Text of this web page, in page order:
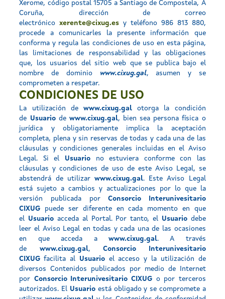
Xerome, código postal 15705 a Santiago de Compostela, A
Coruña, dirección de correo
electrónicoxerente@cixug.es y teléfono 986 813 880,
procede a comunicarles la presente información que
conforma y regula las condiciones de uso en esta página,
las limitaciones de responsabilidad y las obligaciones
que, los usuarios del sitio web que se publica bajo el
nombre de dominio
www.cixug.gal, asumen y se
comprometen a respetar.
CONDICIONES DE USO
La utilización de www.cixug.gal otorga la condición
de Usuariode www.cixug.gal, bien sea persona física o
jurídica y obligatoriamente implica la aceptación
completa, plena y sin reservas de todas y cada una de las
cláusulas y condiciones generales incluidas en el Aviso
Legal. Si el Usuario no estuviera conforme con las
cláusulas y condiciones de uso de este Aviso Legal, se
abstendrá de utilizar www.cixug.gal. Este Aviso Legal
está sujeto a cambios y actualizaciones por lo que la
versión publicada porConsorcio Interunivesitario
CIXUG puede ser diferente en cada momento en que
el Usuario acceda al Portal. Por tanto, el Usuariodebe
leer el Aviso Legal en todas y cada una de las ocasiones
en que acceda a www.cixug.gal. A través
de www.cixug.gal,Consorcio Interunivesitario
CIXUG facilita al Usuarioel acceso y la utilización de
diversos Contenidos publicados por medio de Internet
por Consorcio Interunivesitario CIXUG o por terceros
autorizados. El Usuarioestá obligado y se compromete a